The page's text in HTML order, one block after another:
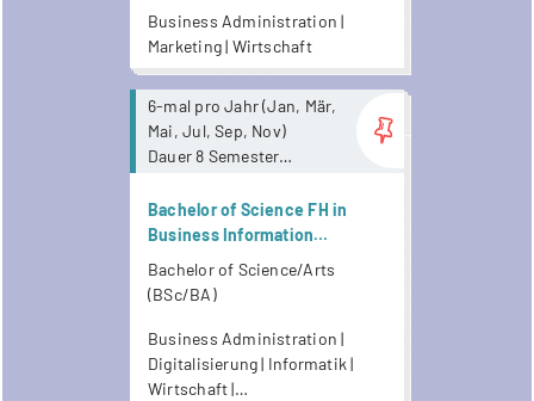
Business Administration |
Marketing | Wirtschaft
6-mal pro Jahr (Jan, Mär,
Mai, Jul, Sep, Nov)
Dauer 8 Semester
Anwesenheitspflicht. Ab
Mai 2026 stehen
zur Verfügung.
Bachelor of Science FH in
Business Information
Technology /
Wirtschaftsinformatik
Bachelor of Science/Arts
(BSc/BA)
Business Administration |
Digitalisierung | Informatik |
Wirtschaft |
more...